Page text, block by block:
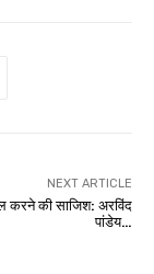
NEXT ARTICLE
करने की साजिश: अरविंद
पांडेय…